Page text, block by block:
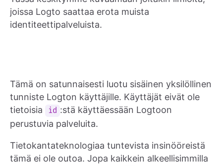
joissa Logto saattaa erota muista
identiteettipalveluista.
Tämä on satunnaisesti luotu sisäinen yksilöllinen
tunniste Logton käyttäjille. Käyttäjät eivät ole
tietoisia
id :stä käyttäessään Logtoon
perustuvia palveluita.
Tietokantateknologiaa tuntevista insinööreistä
tämä ei ole outoa. Jopa kaikkein alkeellisimmilla